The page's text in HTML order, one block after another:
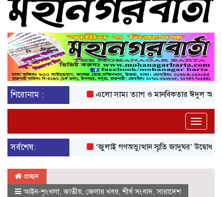
শিরোনাম : এলো সাম্য ত্যাগ ও মানবিকতার ঈদুল আজহা
Toggle
সর্বশেষ:
‘জুলাই গণঅভ্যুত্থান স্মৃতি জাদুঘর’ উদ্বোধন করলেন
প্রচ্ছদ
আইন-শৃংখলা,জাতীয়, জেলার খবর,শীর্ষ সংবাদ,সারাদেশ